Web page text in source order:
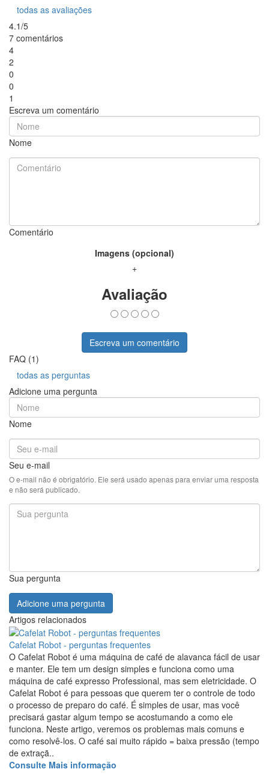
todas as avaliações
4.1/5
7 comentários
4
2
0
0
1
Escreva um comentário
Nome
Comentário
Imagens (opcional)
+
Avaliação
Escreva um comentário
FAQ (1)
todas as perguntas
Adicione uma pergunta
Nome
Seu e-mail
O e-mail não é obrigatório. Ele será usado apenas para enviar uma resposta
e não será publicado.
Sua pergunta
Adicione uma pergunta
Artigos relacionados
Cafelat Robot - perguntas frequentes
O Cafelat Robot é uma máquina de café de alavanca fácil de usar
e manter. Ele tem um design simples e funciona como uma
máquina de café expresso Professional, mas sem eletricidade. O
Cafelat Robot é para pessoas que querem ter o controle de todo
o processo de preparo do café. É simples de usar, mas você
precisará gastar algum tempo se acostumando a como ele
funciona. Neste artigo, veremos os problemas mais comuns e
como resolvê-los. O café sai muito rápido = baixa pressão (tempo
de extraçã..
Consulte Mais informação